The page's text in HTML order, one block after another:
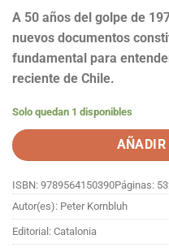
A 50 años del golpe de
nuevos documentos
fundamental para
reciente de Chile.
Solo quedan 1 disponibles
ISBN: 9789564150390Páginas:
Autor(es): Peter Kornbluh
Editorial: Catalonia